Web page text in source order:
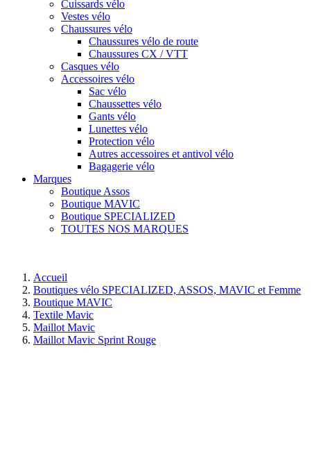
Cuissards vélo
Vestes vélo
Chaussures vélo
Chaussures vélo de route
Chaussures CX / VTT
Casques vélo
Accessoires vélo
Sac vélo
Chaussettes vélo
Gants vélo
Lunettes vélo
Protection vélo
Autres accessoires et antivol vélo
Bagagerie vélo
Marques
Boutique Assos
Boutique MAVIC
Boutique SPECIALIZED
TOUTES NOS MARQUES
Accueil
Boutiques vélo SPECIALIZED, ASSOS, MAVIC et Femme
Boutique MAVIC
Textile Mavic
Maillot Mavic
Maillot Mavic Sprint Rouge